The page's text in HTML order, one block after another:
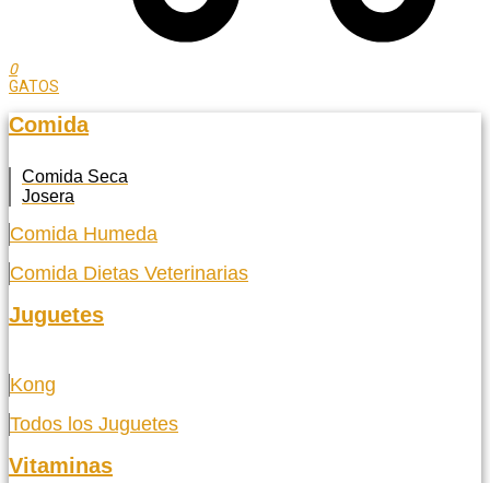
0
GATOS
Comida
Comida Seca
Josera
Comida Humeda
Comida Dietas Veterinarias
Juguetes
Kong
Todos los Juguetes
Vitaminas